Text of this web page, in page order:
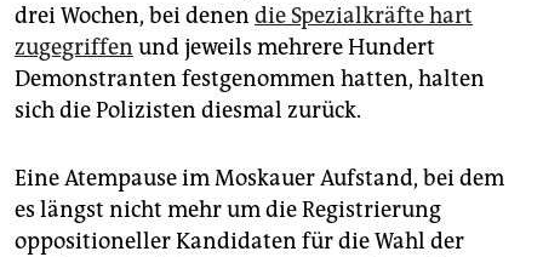
drei Wochen, bei denen die Spezialkräfte hart
zugegriffen und jeweils mehrere Hundert
Demonstranten festgenommen hatten, halten
sich die Polizisten diesmal zurück.
Eine Atempause im Moskauer Aufstand, bei dem
es längst nicht mehr um die Registrierung
oppositioneller Kandidaten für die Wahl der